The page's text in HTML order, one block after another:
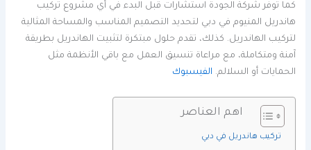
كما توفر شركة الجودة استشارات قبل البدء في أي مشروع تركيب
هاندريل المنيوم في دبي لتحديد التصميم المناسب والمساحة المثالية
لتركيب الهاندريل. كذلك، تقدم حلول مبتكرة لتثبيت الهاندريل بطريقة
آمنة ومتكاملة، مع مراعاة تنسيق العمل مع باقي الأنظمة مثل
الحمايات أو السلالم. الفيسبوك
اهم العناصر
تركيب هاندريل في دبي